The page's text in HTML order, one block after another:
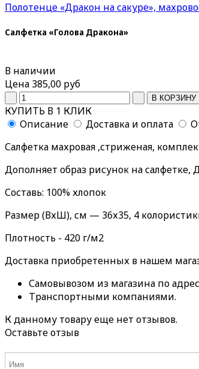
Полотенце «Дракон на сакуре»,
Салфетка «Голова Дракона»
В наличии
Цена 385,00 руб
КУПИТЬ В 1 КЛИК
Описание
Доставка и оплата
Салфетка махровая ,стриженая,
Дополняет образ рисунок на
Составь: 100% хлопок
Размер (ВхШ), см — 36х35, 4
Плотность - 420 г/м2
Доставка приобретенных в нашем
Самовывозом из магазина по
Транспортными компаниями.
К данному товару еще нет отзывов.
Оставьте отзыв